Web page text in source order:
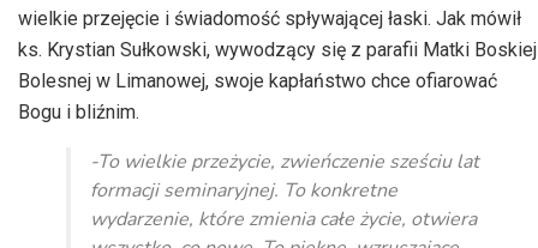
wielkie przejęcie i świadomość spływającej łaski. Jak mówił
ks. Krystian Sułkowski, wywodzący się z parafii Matki Boskiej
Bolesnej w Limanowej, swoje kapłaństwo chce ofiarować
Bogu i bliźnim.
-To wielkie przeżycie, zwieńczenie sześciu lat
formacji seminaryjnej. To konkretne
wydarzenie, które zmienia całe życie, otwiera